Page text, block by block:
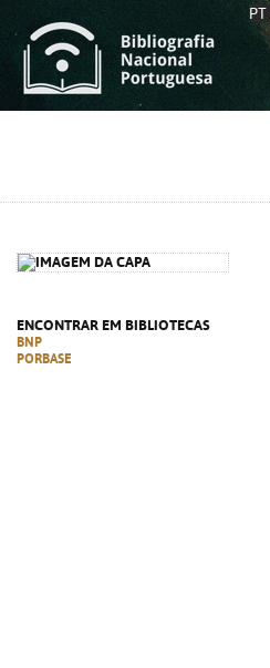
PT
ENCONTRAR EM BIBLIOTECAS
BNP
PORBASE